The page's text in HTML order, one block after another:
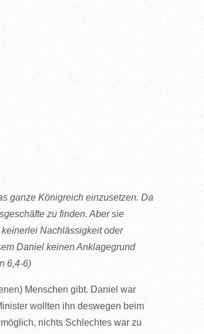
ganze Königreich einzusetzen. Da
zu finden. Aber sie
Nachlässigkeit oder
Daniel keinen Anklagegrund
6,4-6)
Menschen gibt. Daniel war
wollten ihn deswegen beim
nichts Schlechtes war zu